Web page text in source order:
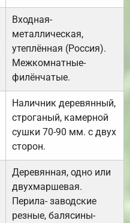
Входная-
металлическая,
утеплённая (Россия).
Межкомнатные-
филёнчатые.
Наличник деревянный,
строганый, камерной
сушки 70-90 мм. с двух
сторон.
Деревянная, одно или
двухмаршевая.
Перила- заводские
резные, балясины-